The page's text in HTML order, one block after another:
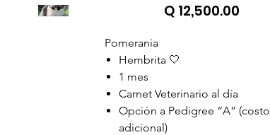
Q 12,500.00
Pomerania
Hembrita 🤍
1 mes
Carnet Veterinario al día
Opción a Pedigree “A” (costo
adicional)